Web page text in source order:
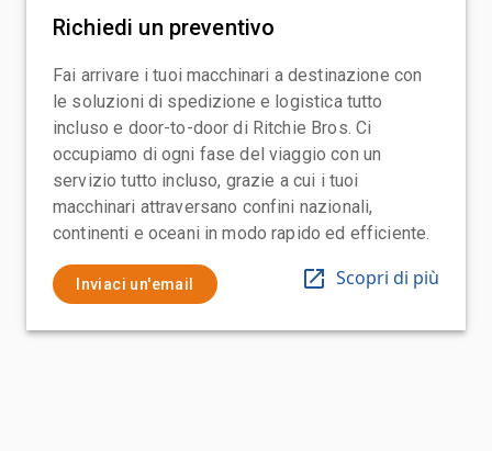
Richiedi un preventivo
Fai arrivare i tuoi macchinari a destinazione con
le soluzioni di spedizione e logistica tutto
incluso e door-to-door di Ritchie Bros. Ci
occupiamo di ogni fase del viaggio con un
servizio tutto incluso, grazie a cui i tuoi
macchinari attraversano confini nazionali,
continenti e oceani in modo rapido ed efficiente.
Inviaci un'email Scopri di più